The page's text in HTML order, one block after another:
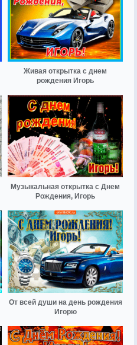
Живая открытка с днем
рождения Игорь
Музыкальная открытка с Днем
Рождения, Игорь
От всей души на день рождения
Игорю